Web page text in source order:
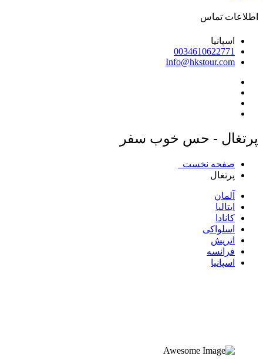
اطلاعات تماس
اسپانیا
0034610622771
Info@hkstour.com
پرتغال - حس خوب سفر
صفحه نخست
پرتغال
آلمان
ایتالیا
کانادا
اسلواکی
اتریش
فرانسه
اسپانیا